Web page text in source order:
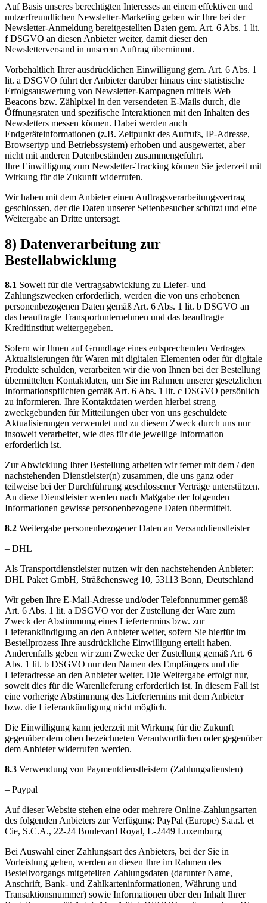
Auf Basis unseres berechtigten Interesses an einem effektiven und
nutzerfreundlichen Newsletter-Marketing geben wir Ihre bei der
Newsletter-Anmeldung bereitgestellten Daten gem. Art. 6 Abs. 1 lit.
f DSGVO an diesen Anbieter weiter, damit dieser den
Newsletterversand in unserem Auftrag übernimmt.
Vorbehaltlich Ihrer ausdrücklichen Einwilligung gem. Art. 6 Abs. 1
lit. a DSGVO führt der Anbieter darüber hinaus eine statistische
Erfolgsauswertung von Newsletter-Kampagnen mittels Web
Beacons bzw. Zählpixel in den versendeten E-Mails durch, die
Öffnungsraten und spezifische Interaktionen mit den Inhalten des
Newsletters messen können. Dabei werden auch
Endgeräteinformationen (z.B. Zeitpunkt des Aufrufs, IP-Adresse,
Browsertyp und Betriebssystem) erhoben und ausgewertet, aber
nicht mit anderen Datenbeständen zusammengeführt.
Ihre Einwilligung zum Newsletter-Tracking können Sie jederzeit mit
Wirkung für die Zukunft widerrufen.
Wir haben mit dem Anbieter einen Auftragsverarbeitungsvertrag
geschlossen, der die Daten unserer Seitenbesucher schützt und eine
Weitergabe an Dritte untersagt.
8) Datenverarbeitung zur
Bestellabwicklung
8.1 Soweit für die Vertragsabwicklung zu Liefer- und
Zahlungszwecken erforderlich, werden die von uns erhobenen
personenbezogenen Daten gemäß Art. 6 Abs. 1 lit. b DSGVO an
das beauftragte Transportunternehmen und das beauftragte
Kreditinstitut weitergegeben.
Sofern wir Ihnen auf Grundlage eines entsprechenden Vertrages
Aktualisierungen für Waren mit digitalen Elementen oder für digitale
Produkte schulden, verarbeiten wir die von Ihnen bei der Bestellung
übermittelten Kontaktdaten, um Sie im Rahmen unserer gesetzlichen
Informationspflichten gemäß Art. 6 Abs. 1 lit. c DSGVO persönlich
zu informieren. Ihre Kontaktdaten werden hierbei streng
zweckgebunden für Mitteilungen über von uns geschuldete
Aktualisierungen verwendet und zu diesem Zweck durch uns nur
insoweit verarbeitet, wie dies für die jeweilige Information
erforderlich ist.
Zur Abwicklung Ihrer Bestellung arbeiten wir ferner mit dem / den
nachstehenden Dienstleister(n) zusammen, die uns ganz oder
teilweise bei der Durchführung geschlossener Verträge unterstützen.
An diese Dienstleister werden nach Maßgabe der folgenden
Informationen gewisse personenbezogene Daten übermittelt.
8.2 Weitergabe personenbezogener Daten an Versanddienstleister
– DHL
Als Transportdienstleister nutzen wir den nachstehenden Anbieter:
DHL Paket GmbH, Sträßchensweg 10, 53113 Bonn, Deutschland
Wir geben Ihre E-Mail-Adresse und/oder Telefonnummer gemäß
Art. 6 Abs. 1 lit. a DSGVO vor der Zustellung der Ware zum
Zweck der Abstimmung eines Liefertermins bzw. zur
Lieferankündigung an den Anbieter weiter, sofern Sie hierfür im
Bestellprozess Ihre ausdrückliche Einwilligung erteilt haben.
Anderenfalls geben wir zum Zwecke der Zustellung gemäß Art. 6
Abs. 1 lit. b DSGVO nur den Namen des Empfängers und die
Lieferadresse an den Anbieter weiter. Die Weitergabe erfolgt nur,
soweit dies für die Warenlieferung erforderlich ist. In diesem Fall ist
eine vorherige Abstimmung des Liefertermins mit dem Anbieter
bzw. die Lieferankündigung nicht möglich.
Die Einwilligung kann jederzeit mit Wirkung für die Zukunft
gegenüber dem oben bezeichneten Verantwortlichen oder gegenüber
dem Anbieter widerrufen werden.
8.3 Verwendung von Paymentdienstleistern (Zahlungsdiensten)
– Paypal
Auf dieser Website stehen eine oder mehrere Online-Zahlungsarten
des folgenden Anbieters zur Verfügung: PayPal (Europe) S.a.r.l. et
Cie, S.C.A., 22-24 Boulevard Royal, L-2449 Luxemburg
Bei Auswahl einer Zahlungsart des Anbieters, bei der Sie in
Vorleistung gehen, werden an diesen Ihre im Rahmen des
Bestellvorgangs mitgeteilten Zahlungsdaten (darunter Name,
Anschrift, Bank- und Zahlkarteninformationen, Währung und
Transaktionsnummer) sowie Informationen über den Inhalt Ihrer